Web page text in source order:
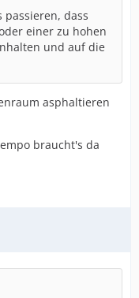
passieren, dass
einer zu hohen
und auf die
asphaltieren
braucht's da